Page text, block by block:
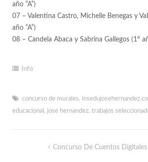
año “A”)
07 – Valentina Castro, Michelle Benegas y
año “A”)
08 – Candela Abaca y Sabrina Gallegos (1º
Info
concurso de murales,
educacional , jose hernandez, trabajos
Concurso De Cuentos